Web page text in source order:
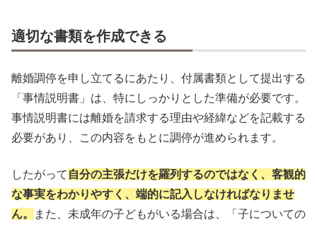
適切な書類を作成できる
離婚調停を申し立てるにあたり、付属書類として提出する
「事情説明書」は、特にしっかりとした準備が必要です。
事情説明書には離婚を請求する理由や経緯などを記載する
必要があり、この内容をもとに調停が進められます。
したがって 自分の主張だけを羅列するのではなく、客観的
な事実をわかりやすく、端的に記入しなければなりませ
ん。
また、未成年の子どもがいる場合は、「子についての